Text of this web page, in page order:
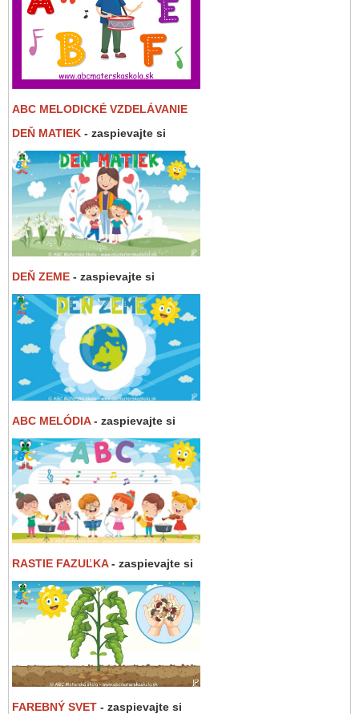
ABC MELODICKÉ VZDELÁVANIE
DEŇ MATIEK - zaspievajte si
DEŇ ZEME - zaspievajte si
ABC MELÓDIA- zaspievajte si
RASTIE FAZUĽKA- zaspievajte si
FAREBNÝ SVET - zaspievajte si